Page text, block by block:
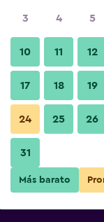
Oferta más
Proveedor
3 4 5
10 11 12
17 18 19
24 25 26
31
Más barato